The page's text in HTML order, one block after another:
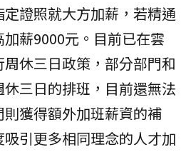
證照就大方加薪，若精通
薪9000元。目前已在雲
休三日政策，部分部門和
三日的排班，目前還無法
獲得額外加班薪資的補
引更多相同理念的人才加